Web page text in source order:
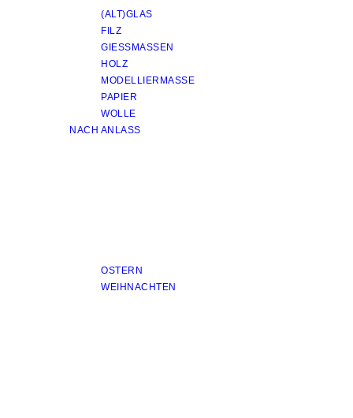
(ALT)GLAS
FILZ
GIESSMASSEN
HOLZ
MODELLIERMASSE
PAPIER
WOLLE
NACH ANLASS
OSTERN
WEIHNACHTEN